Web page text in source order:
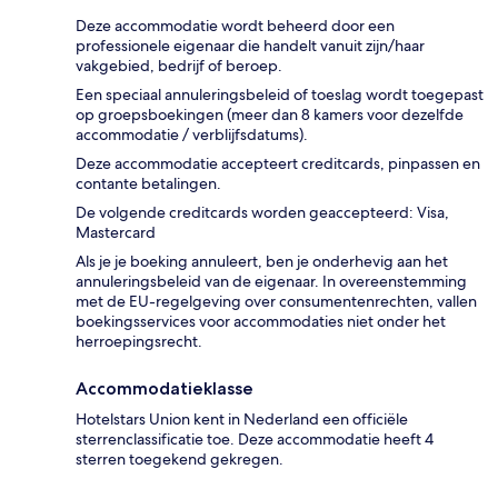
Deze accommodatie wordt beheerd door een
professionele eigenaar die handelt vanuit zijn/haar
vakgebied, bedrijf of beroep.
Een speciaal annuleringsbeleid of toeslag wordt toegepast
op groepsboekingen (meer dan 8 kamers voor dezelfde
accommodatie / verblijfsdatums).
Deze accommodatie accepteert creditcards, pinpassen en
contante betalingen.
De volgende creditcards worden geaccepteerd: Visa,
Mastercard
Als je je boeking annuleert, ben je onderhevig aan het
annuleringsbeleid van de eigenaar. In overeenstemming
met de EU-regelgeving over consumentenrechten, vallen
boekingsservices voor accommodaties niet onder het
herroepingsrecht.
Accommodatieklasse
Hotelstars Union kent in Nederland een officiële
sterrenclassificatie toe. Deze accommodatie heeft 4
sterren toegekend gekregen.